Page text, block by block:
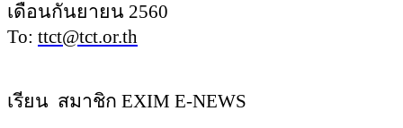
เดือนกันยายน 2560
To: ttct@tct.or.th
เรียน สมาชิก EXIM E-NEWS